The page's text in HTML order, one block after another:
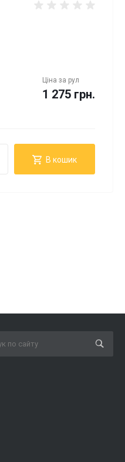
Ціна за рул
1 275 грн.
В кошик